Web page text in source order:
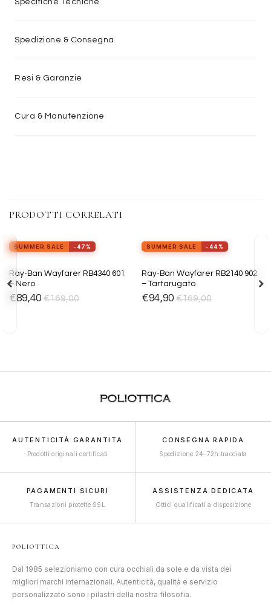
Specifiche Tecniche
Spedizione & Consegna
Resi & Garanzie
Cura & Manutenzione
PRODOTTI CORRELATI
Aggiungi
alla lista
view_in_arProvalo ora
SUMMER SALE -47%
Ray-Ban Wayfarer RB4340 601
– Nero
€89,40 €169,00
Aggiungi
alla lista
view_in_arProvalo ora
SUMMER SALE -44%
Ray-Ban Wayfarer RB2140 902
– Tartarugato
€94,90 €169,00
AUTENTICITÀ GARANTITA
Prodotti originali certificati
CONSEGNA RAPIDA
Spedizione 24–72h tracciata
PAGAMENTI SICURI
Transazioni protette SSL
ASSISTENZA DEDICATA
Ottici qualificati a disposizione
POLIOTTICA
Dal 1985 selezioniamo con cura occhiali da sole e da vista dei
migliori marchi internazionali. Autenticità, qualità e servizio
personalizzato sono i pilastri della nostra filosofia.